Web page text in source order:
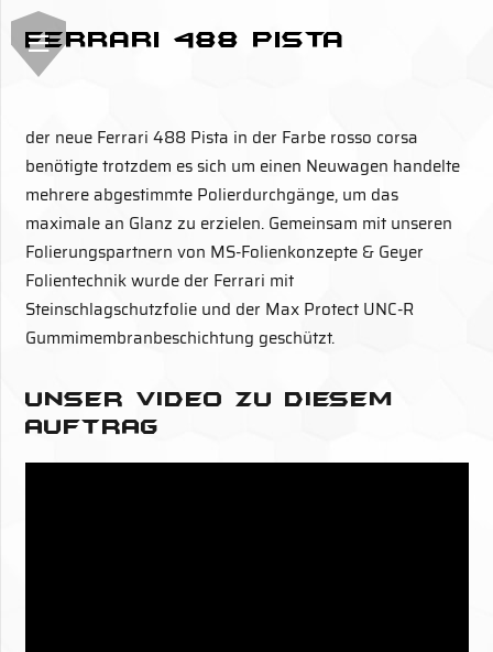
Ferrari 488 Pista
der neue Ferrari 488 Pista in der Farbe rosso corsa
benötigte trotzdem es sich um einen Neuwagen handelte
mehrere abgestimmte Polierdurchgänge, um das
maximale an Glanz zu erzielen. Gemeinsam mit unseren
Folierungspartnern von MS-Folienkonzepte & Geyer
Folientechnik wurde der Ferrari mit
Steinschlagschutzfolie und der Max Protect UNC-R
Gummimembranbeschichtung geschützt.
Unser Video zu diesem
Auftrag